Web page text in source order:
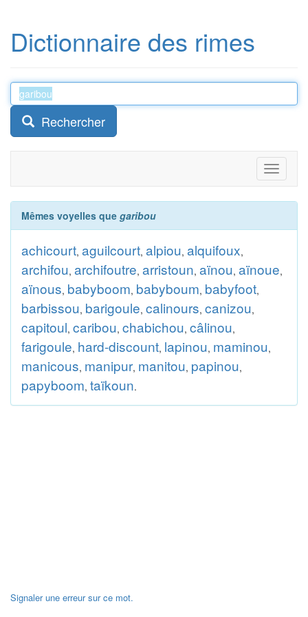
Dictionnaire des rimes
Rechercher
Toggle
Mêmes voyelles que garibou
achicourt, aguilcourt, alpiou, alquifoux,
archifou, archifoutre, arristoun, aïnou, aïnoue,
aïnous, babyboom, babyboum, babyfoot,
barbissou, barigoule, calinours, canizou,
capitoul, caribou, chabichou, câlinou,
farigoule, hard-discount, lapinou, maminou,
manicous, manipur, manitou, papinou,
papyboom, taïkoun.
Signaler une erreur sur ce mot.